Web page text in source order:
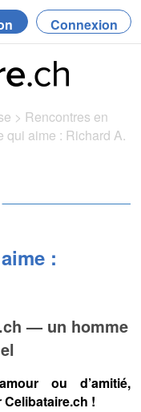
Connexion
> Rencontres en
qui aime : Richard A.
:
— un homme
ou d’amitié,
!